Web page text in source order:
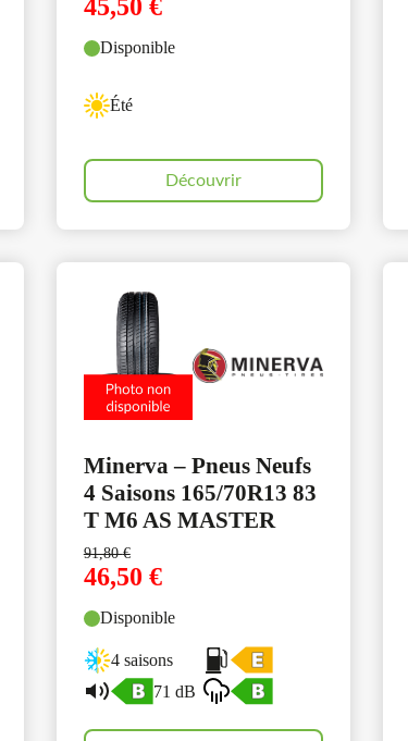
45,50 €
Disponible
Été
Découvrir
Minerva – Pneus Neufs
4 Saisons 165/70R13 83
T M6 AS MASTER
91,80€
46,50 €
Disponible
4 saisons
71 dB